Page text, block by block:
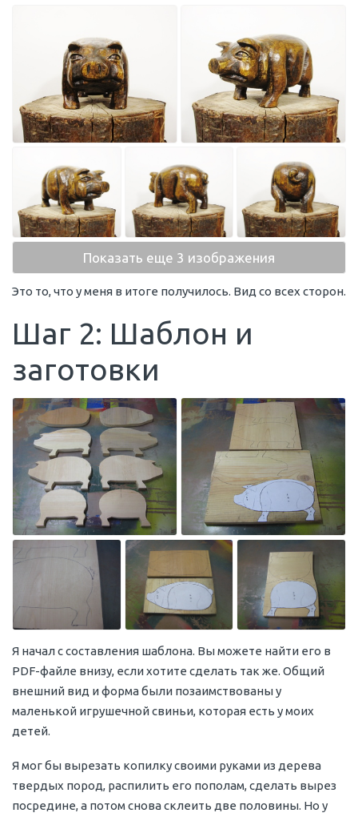
Показать еще 3 изображения
Это то, что у меня в итоге получилось. Вид со всех сторон.
Шаг 2: Шаблон и
заготовки
Я начал с составления шаблона. Вы можете найти его в
PDF-файле внизу, если хотите сделать так же. Общий
внешний вид и форма были позаимствованы у
маленькой игрушечной свиньи, которая есть у моих
детей.
Я мог бы вырезать копилку своими руками из дерева
твердых пород, распилить его пополам, сделать вырез
посредине, а потом снова склеить две половины. Но у